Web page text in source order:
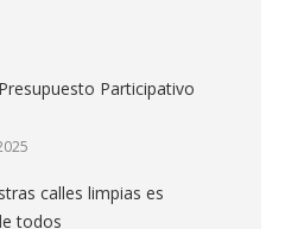
Participativo
calles limpias es
todos